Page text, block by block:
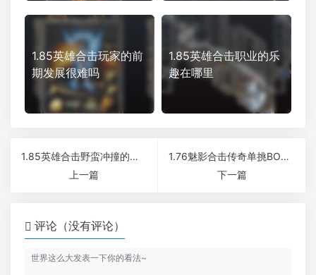
1.85英雄合击玩家的前
期发展很难吗
1.85英雄合击职业的乐
趣在哪里
1.85英雄合击野蛮冲撞的使用方式
上一篇
1.76魅影合击传奇单挑BOSS很轻松
下一篇
评论（没有评论）